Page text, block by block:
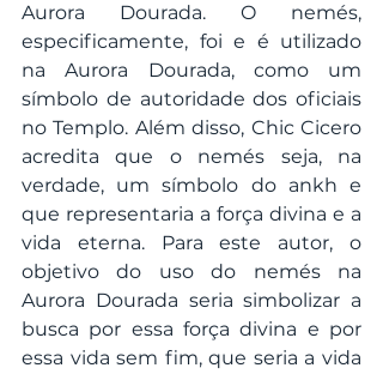
Aurora Dourada. O nemés,
especificamente, foi e é utilizado
na Aurora Dourada, como um
símbolo de autoridade dos oficiais
no Templo. Além disso, Chic Cicero
acredita que o nemés seja, na
verdade, um símbolo do ankh e
que representaria a força divina e a
vida eterna. Para este autor, o
objetivo do uso do nemés na
Aurora Dourada seria simbolizar a
busca por essa força divina e por
essa vida sem fim, que seria a vida